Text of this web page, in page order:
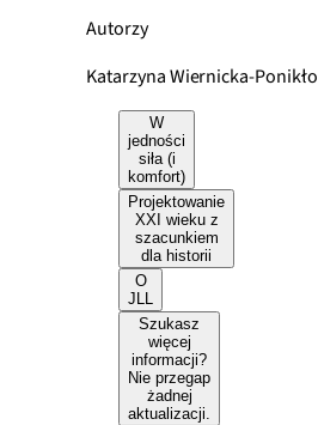
Autorzy
Katarzyna Wiernicka-Ponikło
W
jedności
siła (i
komfort)
Projektowanie
XXI wieku z
szacunkiem
dla historii
O
JLL
Szukasz
więcej
informacji?
Nie przegap
żadnej
aktualizacji.